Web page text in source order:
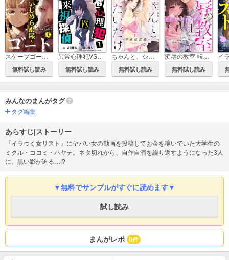
スケープゴート ～いじめられ屋～（分冊版）
無料試し読み
異常心理犯VS未来視探偵
無料試し読み
ちゃんと、シたいだけ。～不感症恋愛～（分冊版）
無料試し読み
痴辱の教室 転校生の不埒な調教
無料試し読み
みんなのまんがタグ
タグ編集
あらすじ|ストーリー
『イラつく女リスト』にヤバい女の動画を投稿してお金を稼いでいた大学生の
ミクル・ココミ・ハヤテ。ネタ切れから、自作自演を繰り返すようになった3人
に、黒い影が迫る…!?
▼無料でサンプルがすぐに読めます▼
試し読み
まんがレポ 0件